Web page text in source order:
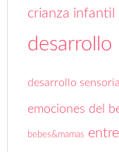
crianza infantil
desarrollo
desarrollo sensorial
emociones del
bebes&mamas